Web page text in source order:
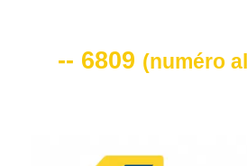
-- 6809 (numéro